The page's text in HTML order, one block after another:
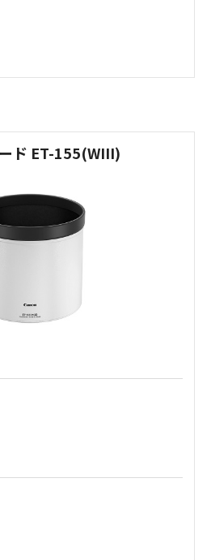
ド ET-155(WIII)